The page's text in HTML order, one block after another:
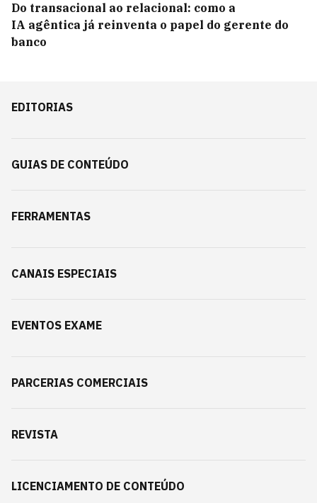
Do transacional ao relacional: como a
IA agêntica já reinventa o papel do gerente do
banco
EDITORIAS
GUIAS DE CONTEÚDO
FERRAMENTAS
CANAIS ESPECIAIS
EVENTOS EXAME
PARCERIAS COMERCIAIS
REVISTA
LICENCIAMENTO DE CONTEÚDO